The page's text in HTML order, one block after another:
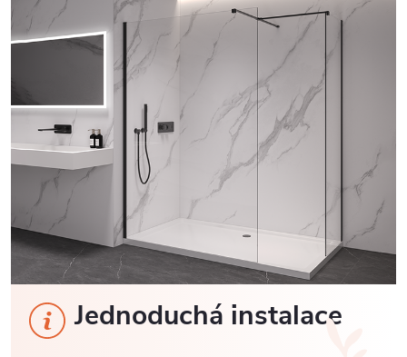
Jednoduchá instalace